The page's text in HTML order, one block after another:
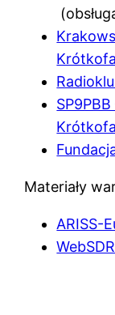
Materiały
ARISS-